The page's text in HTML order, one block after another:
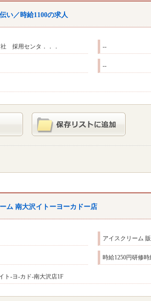
い／時給1100の求人
採用センタ．．． --
--
ム 南大沢イトーヨーカドー店
アイスクリーム
時給1250円研修
ト-ヨ-カド-南大沢店1F